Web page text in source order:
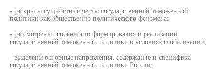
- раскрыты сущностные черты государственной таможенной
политики как общественно-политического феномена;
- рассмотрены особенности формирования и реализации
государственной таможенной политики в условиях глобализации;
- выделены основные направления, содержание и специфика
государственной таможенной политики России;